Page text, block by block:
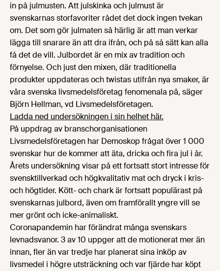
in på julmusten. Att julskinka och julmust är
svenskarnas storfavoriter rådet det dock ingen tvekan
om. Det som gör julmaten så härlig är att man verkar
lägga till snarare än att dra ifrån, och på så sätt kan alla
få det de vill. Julbordet är en mix av tradition och
förnyelse. Och just den mixen, där traditionella
produkter uppdateras och twistas utifrån nya smaker, är
våra svenska livsmedelsföretag fenomenala på, säger
Björn Hellman, vd Livsmedelsföretagen.
Ladda ned undersökningen i sin helhet här.
På uppdrag av branschorganisationen
Livsmedelsföretagen har Demoskop frågat över 1 000
svenskar hur de kommer att äta, dricka och fira jul i år.
Årets undersökning visar på ett fortsatt stort intresse för
svensktillverkad och högkvalitativ mat och dryck i kris-
och högtider. Kött- och chark är fortsatt populärast på
svenskarnas julbord, även om framförallt yngre vill se
mer grönt och icke-animaliskt.
Coronapandemin har förändrat många svenskars
levnadsvanor. 3 av 10 uppger att de motionerat mer än
innan, fler än var tredje har planerat sina inköp av
livsmedel i högre utsträckning och var fjärde har köpt